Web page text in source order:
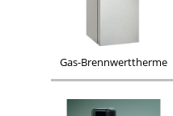
Gas-Brennwerttherme